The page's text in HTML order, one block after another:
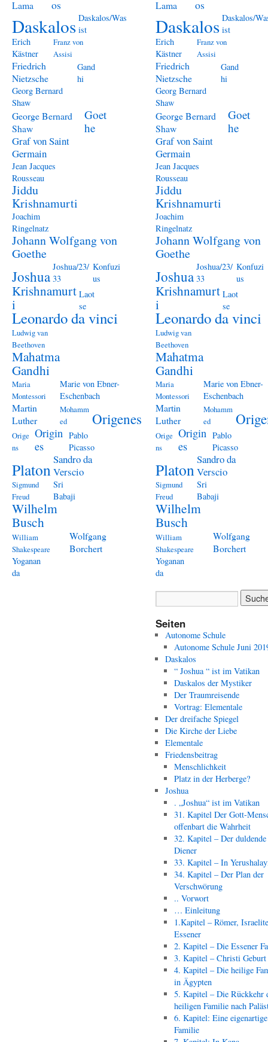
Lama os
Daskalos Daskalos/Was
ist
Erich
Kästner
Franz von
Assisi
Friedrich
Nietzsche
Gand
hi
Georg Bernard
Shaw
George Bernard
Shaw
Goet
he
Graf von Saint
Germain
Jean Jacques
Rousseau
Jiddu
Krishnamurti
Joachim
Ringelnatz
Johann Wolfgang von
Goethe
Joshua
Joshua/23/
33
Konfuzi
us
Krishnamurt
i
Laot
se
Leonardo da vinci
Ludwig van
Beethoven
Mahatma
Gandhi
Maria
Montessori
Marie von Ebner-
Eschenbach
Martin
Luther
Mohamm
ed
Origenes
Orige
ns
Origin
es
Pablo
Picasso
Platon
Sandro da
Verscio
Sigmund
Freud
Sri
Babaji
Wilhelm
Busch
William
Shakespeare
Wolfgang
Borchert
Yoganan
da
Lama os
Daskalos Daskalos/
ist
Erich
Kästner
Franz von
Assisi
Friedrich
Nietzsche
Gand
hi
Georg Bernard
Shaw
George Bernard
Shaw
Goet
he
Graf von Saint
Germain
Jean Jacques
Rousseau
Jiddu
Krishnamurti
Joachim
Ringelnatz
Johann Wolfgang von
Goethe
Joshua
Joshua/23/
33
Konfuzi
us
Krishnamurt
i
Laot
se
Leonardo da vinci
Ludwig van
Beethoven
Mahatma
Gandhi
Maria
Montessori
Marie von Ebner-
Eschenbach
Martin
Luther
Mohamm
ed
Orige
ns
Origin
es
Pablo
Picasso
Platon
Sandro da
Verscio
Sigmund
Freud
Sri
Babaji
Wilhelm
Busch
William
Shakespeare
Wolfgang
Borchert
Yoganan
da
Seiten
Autonome Schule
Autonome Schule Juni
Daskalos
“ Joshua “ ist im Vatikan
Daskalos der Mystiker
Der Traumreisende
Vortrag: Elementale
Der dreifache Spiegel
Die Kirche der Liebe
Elementale
Friedensbeitrag
Menschlichkeit
Platz in der Herberge?
Joshua
. „Joshua“ ist im Vatikan
31. Kapitel Der Gott-
offenbart die Wahrheit
32. Kapitel – Der duldende
Diener
33. Kapitel – In
34. Kapitel – Der Plan der
Verschwörung
.. Vorwort
… Einleitung
1.Kapitel – Römer,
Essener
2. Kapitel – Die Essener
3. Kapitel – Christi Geburt
4. Kapitel – Die heilige
in Ägypten
5. Kapitel – Die Rückkehr
heiligen Familie nach
6. Kapitel: Eine eigenartige
Familie